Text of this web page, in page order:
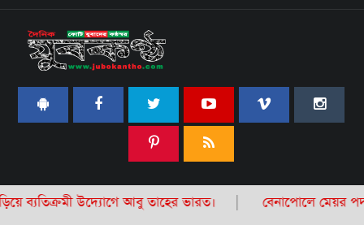
Home
বেনাপোলে মেয়র পদপ্রার্থী মফিজুর রহমানের উদ্যোগে ইফতার